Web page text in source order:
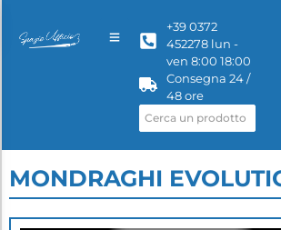
+39 0372
452278 lun -
ven 8:00 18:00
Consegna 24 /
48 ore
MONDRAGHI